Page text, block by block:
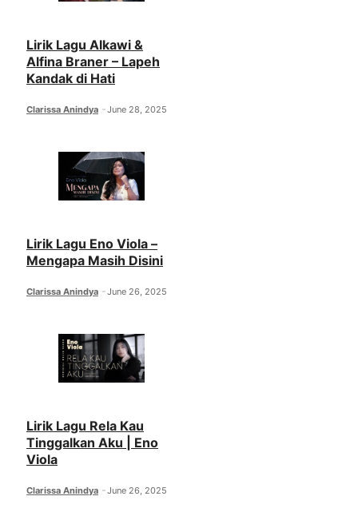
Lirik Lagu Alkawi &
Alfina Braner – Lapeh
Kandak di Hati
Clarissa Anindya June 28, 2025
Lirik Lagu Eno Viola –
Mengapa Masih Disini
Clarissa Anindya June 26, 2025
Lirik Lagu Rela Kau
Tinggalkan Aku | Eno
Viola
Clarissa Anindya June 26, 2025